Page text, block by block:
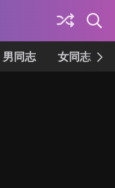
男同志 女同志